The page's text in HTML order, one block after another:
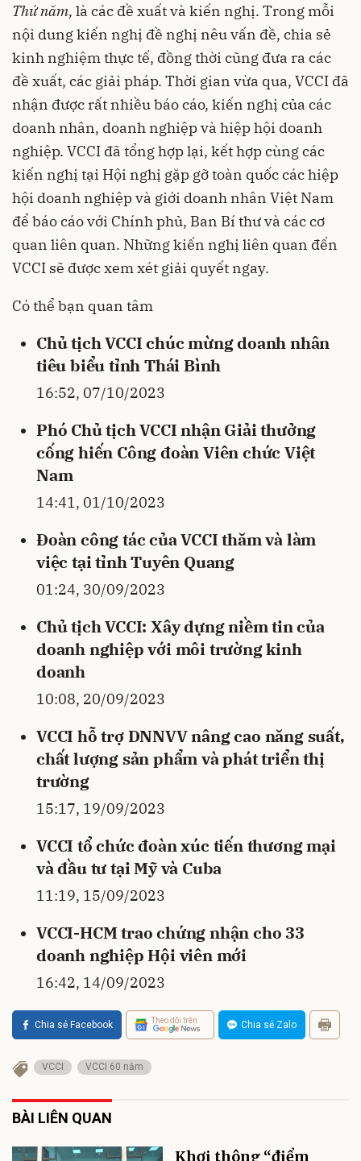
Thứ năm, là các đề xuất và kiến nghị. Trong mỗi
nội dung kiến nghị đề nghị nêu vấn đề, chia sẻ
kinh nghiệm thực tế, đồng thời cũng đưa ra các
đề xuất, các giải pháp. Thời gian vừa qua, VCCI đã
nhận được rất nhiều báo cáo, kiến nghị của các
doanh nhân, doanh nghiệp và hiệp hội doanh
nghiệp. VCCI đã tổng hợp lại, kết hợp cùng các
kiến nghị tại Hội nghị gặp gỡ toàn quốc các hiệp
hội doanh nghiệp và giới doanh nhân Việt Nam
để báo cáo với Chính phủ, Ban Bí thư và các cơ
quan liên quan. Những kiến nghị liên quan đến
VCCI sẽ được xem xét giải quyết ngay.
Có thể bạn quan tâm
Chủ tịch VCCI chúc mừng doanh nhân
tiêu biểu tỉnh Thái Bình
16:52, 07/10/2023
Phó Chủ tịch VCCI nhận Giải thưởng
cống hiến Công đoàn Viên chức Việt
Nam
14:41, 01/10/2023
Đoàn công tác của VCCI thăm và làm
việc tại tỉnh Tuyên Quang
01:24, 30/09/2023
Chủ tịch VCCI: Xây dựng niềm tin của
doanh nghiệp với môi trường kinh
doanh
10:08, 20/09/2023
VCCI hỗ trợ DNNVV nâng cao năng suất,
chất lượng sản phẩm và phát triển thị
trường
15:17, 19/09/2023
VCCI tổ chức đoàn xúc tiến thương mại
và đầu tư tại Mỹ và Cuba
11:19, 15/09/2023
VCCI-HCM trao chứng nhận cho 33
doanh nghiệp Hội viên mới
16:42, 14/09/2023
Chia sẻ Facebook Theo dõi trên Chia sẻ Zalo
VCCI VCCI 60 năm
BÀI LIÊN QUAN
Khơi thông “điểm